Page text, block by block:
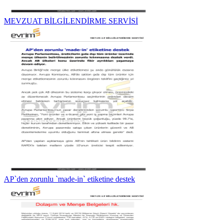
MEVZUAT BİLGİLENDİRME SERVİSİ
AP`den zorunlu `made-in` etiketine destek